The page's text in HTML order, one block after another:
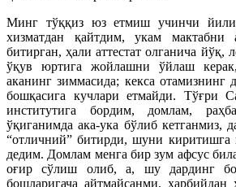
Минг тўққиз юз етмиш учинчи
хизматдан қайтдим, укам мактабни
битирган, ҳали аттестат олганича йўқ,
ўқув юртига жойлашни ўйлаш
аканинг зиммасида; кекса отамизнинг
бошқасига кучлари етмайди. Тўғри
институтига бордим, домлам,
ўқиганимда ака-ука бўлиб кетганмиз,
“отличний” битирди, шуни киритишга
дедим. Домлам менга бир зум афсус
оғир сўлиш олиб, а, шу дардинг
бошларигача айтмайсанми, ҳарбийдан